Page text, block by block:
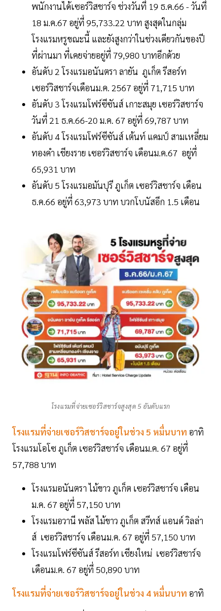
พนักงานได้เซอร์วิสชาร์จ ช่วงวันที่ 19 ธ.ค.66 - วันที่
18 ม.ค.67 อยู่ที่ 95,733.22 บาท สูงสุดในกลุ่ม
โรงแรมหรูขณะนี้ และยังสูงกว่าในช่วงเดียวกันของปี
ที่ผ่านมา ที่เคยจ่ายอยู่ที่ 79,980 บาทอีกด้วย
อันดับ 2 โรงแรมอนันตรา ลายัน ภูเก็ต รีสอร์ท
เซอร์วิสชาร์จเดือนม.ค. 2567 อยู่ที่ 71,715 บาท
อันดับ 3 โรงแรมโฟร์ซีซันส์ เกาะสมุย เซอร์วิสชาร์จ
วันที่ 21 ธ.ค.66-20 ม.ค. 67 อยู่ที่ 69,787 บาท
อันดับ 4 โรงแรมโฟร์ซีซันส์ เต้นท์ แคมป์ สามเหลี่ยม
ทองคำ เชียงราย เซอร์วิสชาร์จ เดือนม.ค.67 อยู่ที่
65,931 บาท
อันดับ 5 โรงแรมอมันปุรี ภูเก็ต เซอร์วิสชาร์จ เดือน
ธ.ค.66 อยู่ที่ 63,973 บาท บวกโบนัสอีก 1.5 เดือน
โรงแรมที่จ่ายเซอร์วิสชาร์จสูงสุด 5 อันดับแรก
โรงแรมที่จ่ายเซอร์วิสชาร์จอยู่ในช่วง 5 หมื่นบาท อาทิ
โรงแรมโอโซ ภูเก็ต เซอร์วิสชาร์จ เดือนม.ค. 67 อยู่ที่
57,788 บาท
โรงแรมอนันตรา ไม้ขาว ภูเก็ต เซอร์วิสชาร์จ เดือน
ม.ค. 67 อยู่ที่ 57,150 บาท
โรงแรมอวานี พลัส ไม้ขาว ภูเก็ต สวีทส์ แอนด์ วิลล่า
ส์ เซอร์วิสชาร์จ เดือนม.ค. 67 อยู่ที่ 57,150 บาท
โรงแรมโฟร์ซีซันส์ รีสอร์ท เชียงใหม่ เซอร์วิสชาร์จ
เดือนม.ค. 67 อยู่ที่ 50,890 บาท
โรงแรมที่จ่ายเซอร์วิสชาร์จอยู่ในช่วง 4 หมื่นบาท อาทิ